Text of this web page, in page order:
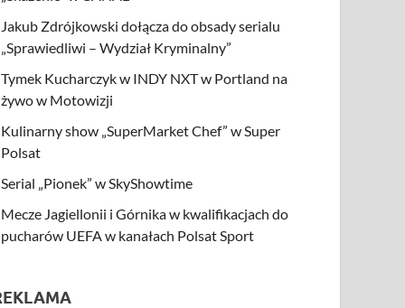
Jakub Zdrójkowski dołącza do obsady serialu
„Sprawiedliwi – Wydział Kryminalny”
Tymek Kucharczyk w INDY NXT w Portland na
żywo w Motowizji
Kulinarny show „SuperMarket Chef” w Super
Polsat
Serial „Pionek” w SkyShowtime
Mecze Jagiellonii i Górnika w kwalifikacjach do
pucharów UEFA w kanałach Polsat Sport